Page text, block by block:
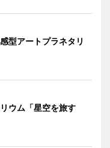
型アートプラネタリ
ウム「星空を旅す